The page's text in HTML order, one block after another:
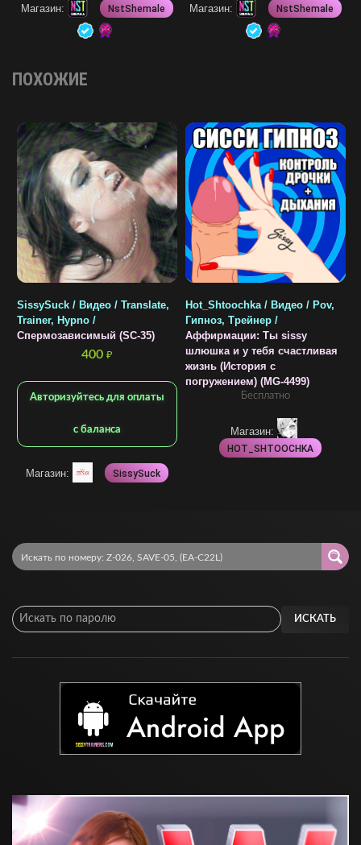
Магазин: NstShemale Магазин: NstShemale
ПОХОЖИЕ
SissySuck / Видео / Translate,
Trainer, Hypno /
Спермозависимый (SC-35)
400 ₽
Авторизуйтесь для оплаты
с баланса
Магазин: SissySuck
Hot_Shtoochka / Видео / Pov,
Гипноз, Трейнер /
Аффирмации: Ты sissy
шлюшка и у тебя счастливая
жизнь (История с
погружением) (MG-4499)
Бесплатно
Магазин:
HOT_SHTOOCHKA
ИСКАТЬ